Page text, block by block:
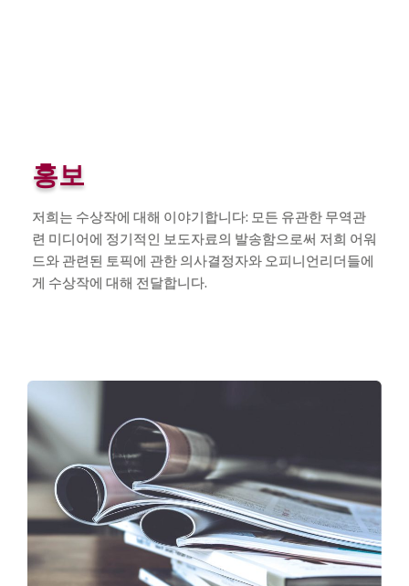
홍보
저희는 수상작에 대해 이야기합니다: 모든 유관한 무역관
련 미디어에 정기적인 보도자료의 발송함으로써 저희 어워
드와 관련된 토픽에 관한 의사결정자와 오피니언리더들에
게 수상작에 대해 전달합니다.